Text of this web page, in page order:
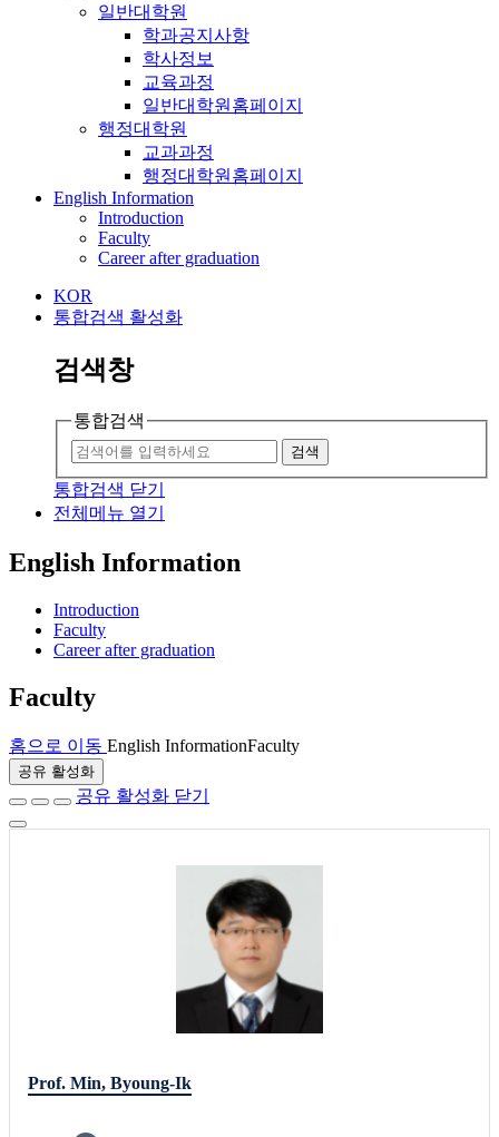
일반대학원
학과공지사항
학사정보
교육과정
일반대학원홈페이지
행정대학원
교과과정
행정대학원홈페이지
English Information
Introduction
Faculty
Career after graduation
KOR
통합검색 활성화
검색창
통합검색
검색
통합검색 닫기
전체메뉴 열기
English Information
Introduction
Faculty
Career after graduation
Faculty
홈으로 이동 English InformationFaculty
공유 활성화
공유 활성화 닫기
Prof. Min, Byoung-Ik